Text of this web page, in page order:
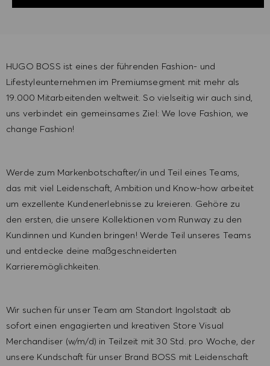
HUGO BOSS ist eines der führenden Fashion- und
Lifestyleunternehmen im Premiumsegment mit mehr als
19.000 Mitarbeitenden weltweit. So vielseitig wir auch sind,
uns verbindet ein gemeinsames Ziel: We love Fashion, we
change Fashion!
Werde zum Markenbotschafter/in und Teil eines Teams,
das mit viel Leidenschaft, Ambition und Know-how arbeitet
um exzellente Kundenerlebnisse zu kreieren. Gehöre zu
den ersten, die unsere Kollektionen vom Runway zu den
Kundinnen und Kunden bringen! Werde Teil unseres Teams
und entdecke deine maßgeschneiderten
Karrieremöglichkeiten.
Wir suchen für unser Team am Standort Ingolstadt ab
sofort einen engagierten und kreativen Store Visual
Merchandiser (w/m/d) in Teilzeit mit 30 Std. pro Woche, der
unsere Kundschaft für unser Brand BOSS mit Leidenschaft